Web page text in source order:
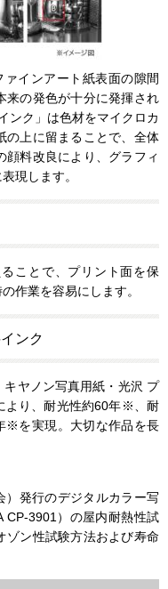
インアート紙表面の隙間
来の発色が十分に発揮され
ンク」は色材をマイクロカ
の上に留まることで、全体
料改良により、グラフィ
現します。
ことで、プリント面を保
作業を容易にします。
ンク
ヤノン写真用紙・光沢 プ
より、耐光性約60年※、耐
※を実現。大切な作品を長
）発行のデジタルカラー写
CP-3901）の屋内耐熱性試
ゾン性試験方法および寿命